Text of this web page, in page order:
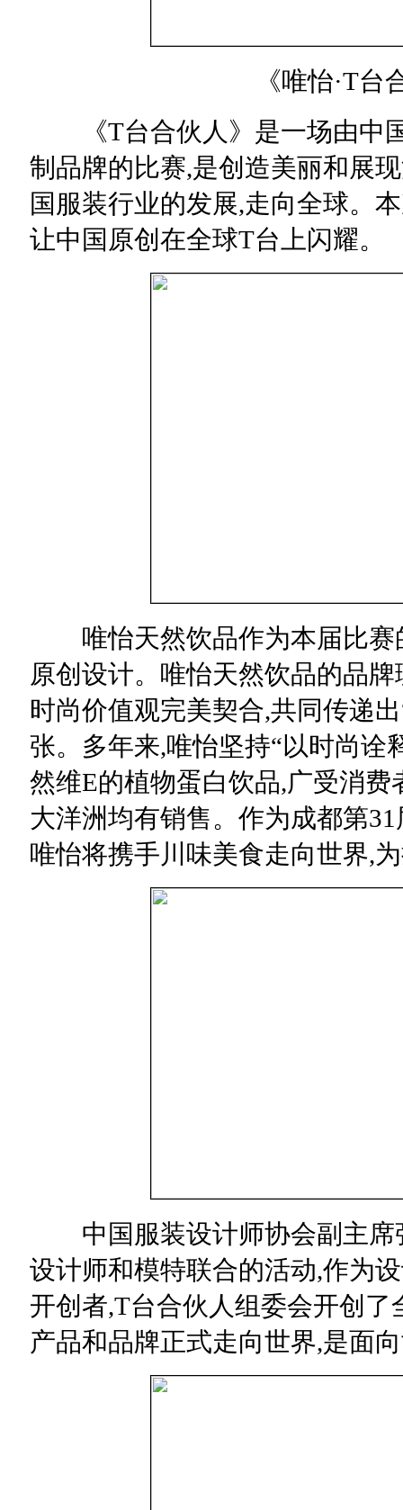
《唯怡·T台
《T台合伙人》是一场由中
制品牌的比赛,是创造美丽和展
国服装行业的发展,走向全球。
让中国原创在全球T台上闪耀。
唯怡天然饮品作为本届比赛
原创设计。唯怡天然饮品的品
时尚价值观完美契合,共同传递
张。多年来,唯怡坚持“以时尚诠
然维E的植物蛋白饮品,广受消
大洋洲均有销售。作为成都第
唯怡将携手川味美食走向世界,
中国服装设计师协会副主席
设计师和模特联合的活动,作为
开创者,T台合伙人组委会开创
产品和品牌正式走向世界,是面